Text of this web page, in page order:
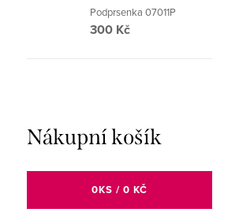
Podprsenka 07011P
300 Kč
Nákupní košík
0KS / 0 KČ
Tílko s proužkem a tiskem na předním
díle 08986P
S/M. Vyrobeno bezešvou technologií.